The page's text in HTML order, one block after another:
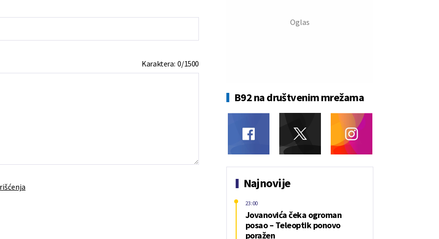
Karaktera:0/1500
B92 na društvenim mrežama
Najnovije
Jovanovića čeka ogroman
posao – Teleoptik ponovo
poražen
23:00